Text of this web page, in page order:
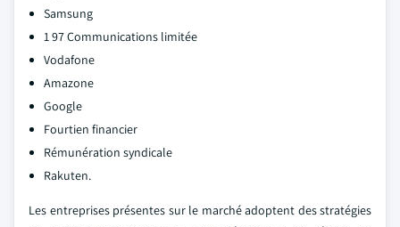
Samsung
1 97 Communications limitée
Vodafone
Amazone
Google
Fourtien financier
Rémunération syndicale
Rakuten.
Les entreprises présentes sur le marché adoptent des stratégies